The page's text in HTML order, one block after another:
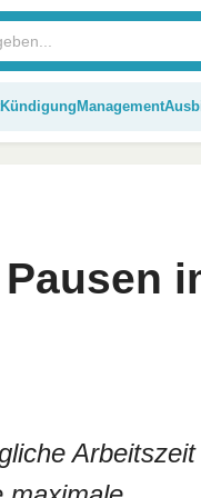
Kündigung Management
Arbeitszeit